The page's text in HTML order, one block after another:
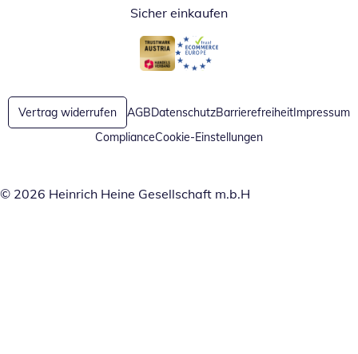
Sicher einkaufen
Öffnet in neuem Fenster
Öffnet in neuem Fenster
Vertrag widerrufen AGBDatenschutzBarrierefreiheitImpressum
ComplianceCookie-Einstellungen
© 2026 Heinrich Heine Gesellschaft m.b.H